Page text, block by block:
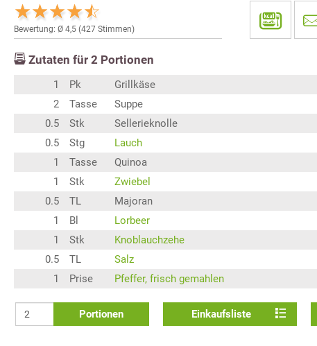
Bewertung: Ø 4,5 (427 Stimmen)
Zutaten für 2 Portionen
1 Pk
Grillkäse
2
Tasse
Suppe
0.5
Stk
Sellerieknolle
0.5
Stg
Lauch
1
Tasse
Quinoa
1
Stk
Zwiebel
0.5
TL
Majoran
1
Bl
Lorbeer
1
Stk
Knoblauchzehe
0.5
TL
Salz
1
Prise Pfeffer, frisch gemahlen
Portionen Einkaufsliste